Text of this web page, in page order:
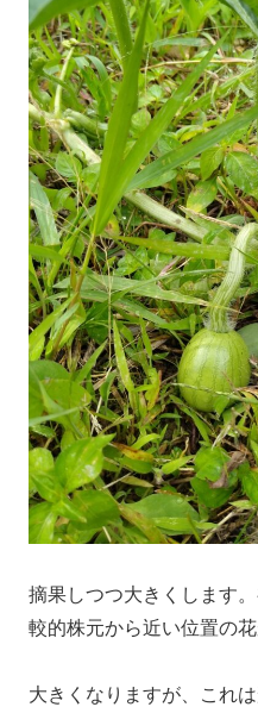
摘果しつつ大きくします
較的株元から近い位置の
大きくなりますが、これ